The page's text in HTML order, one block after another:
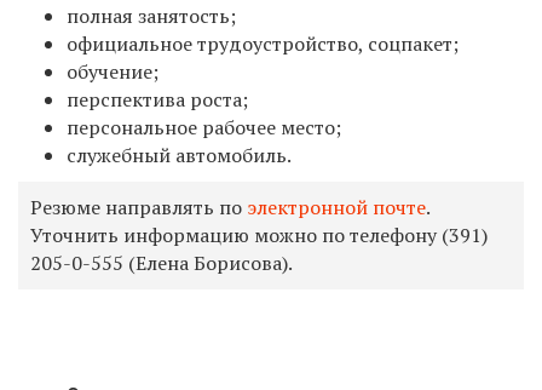
полная занятость;
официальное трудоустройство, соцпакет;
обучение;
перспектива роста;
персональное рабочее место;
служебный автомобиль.
Резюме направлять по электронной почте.
Уточнить информацию можно по телефону (391)
205-0-555 (Елена Борисова).